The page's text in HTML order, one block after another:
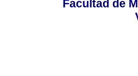
Facultad de